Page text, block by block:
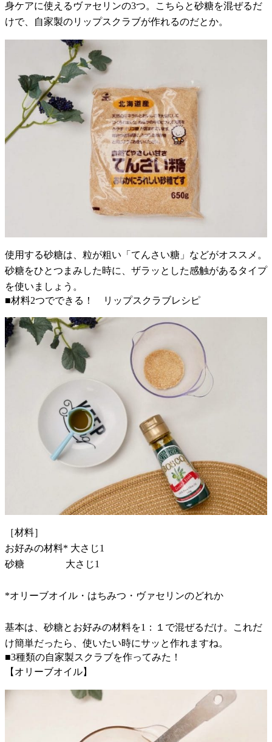
身ケアに使えるヴァセリンの3つ。こちらと砂糖を混ぜるだ
けで、自家製のリップスクラブが作れるのだとか。
使用する砂糖は、粒が粗い「てんさい糖」などがオススメ。
砂糖をひとつまみした時に、ザラッとした感触があるタイプ
を使いましょう。
■材料2つでできる！ リップスクラブレシピ
［材料］
お好みの材料* 大さじ1
砂糖 大さじ1
*オリーブオイル・はちみつ・ヴァセリンのどれか
基本は、砂糖とお好みの材料を1：１で混ぜるだけ。これだ
け簡単だったら、使いたい時にサッと作れますね。
■3種類の自家製スクラブを作ってみた！
【オリーブオイル】